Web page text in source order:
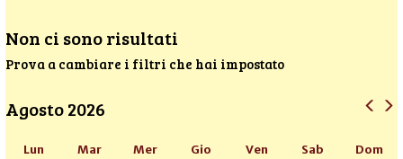
Non ci sono risultati
Prova a cambiare i filtri che hai impostato
Agosto 2026
Lun Mar Mer Gio Ven Sab Dom